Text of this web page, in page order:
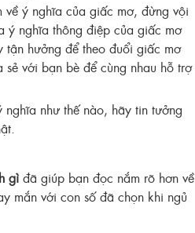
về ý nghĩa của giấc mơ, đừng vội
ý nghĩa thông điệp của giấc mơ
hưởng để theo đuổi giấc mơ
với bạn bè để cùng nhau hỗ trợ
như thế nào, hãy tin tưởng
gì đã giúp bạn đọc nắm rõ hơn về
mắn với con số đã chọn khi ngủ